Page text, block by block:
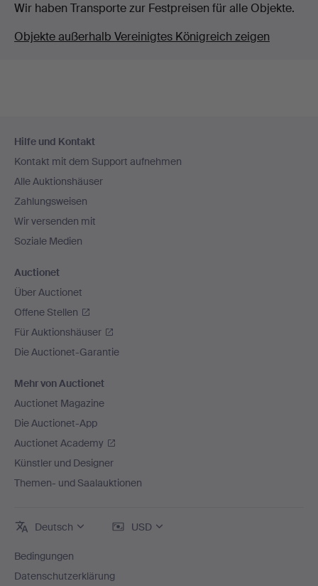
Wir haben Transporte zur Festpreisen für alle Objekte.
Objekte außerhalb Vereinigtes Königreich zeigen
Navigation
Hilfe und Kontakt
Kontakt mit dem Support aufnehmen
Alle Auktionshäuser
Zahlungsweisen
Wir versenden mit
Soziale Medien
Auctionet
Über Auctionet
Offene Stellen
Für Auktionshäuser
Die Auctionet-Garantie
Mehr von Auctionet
Auctionet Magazine
Die Auctionet-App
Auctionet Academy
Künstler und Designer
Themen- und Saalauktionen
Deutsch USD
Bedingungen
Datenschutzerklärung